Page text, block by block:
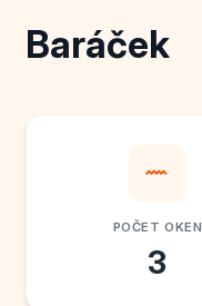
Baráček
POČET OKEN
3